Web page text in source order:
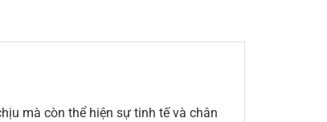
mà còn thể hiện sự tinh tế và chân